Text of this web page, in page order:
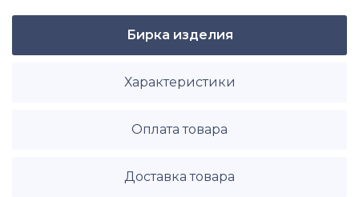
Бирка изделия
Характеристики
Оплата товара
Доставка товара